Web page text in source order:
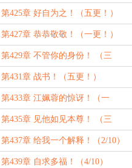
第425章 好自为之！（五更！）
第427章 恭恭敬敬！（一更！）
第429章 不管你的身份！ （三
更！）
第431章 战书！（五更！）
第433章 江姵蓉的惊讶！（一
更！）
第435章 见他如见本尊！ （三
更！）
第437章 给我一个解释！（2/10）
第439章 自求多福！（4/10）